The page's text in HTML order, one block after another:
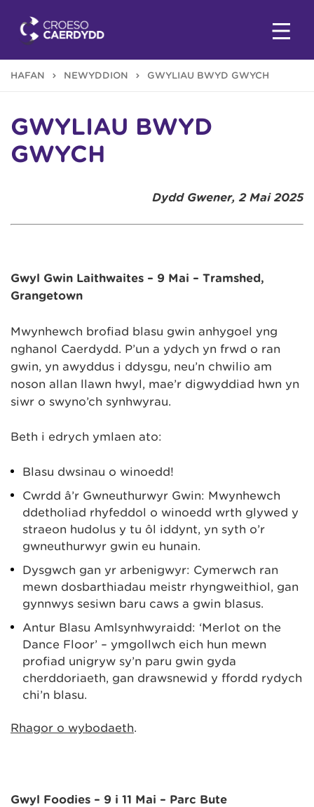
HAFAN NEWYDDION GWYLIAU BWYD GWYCH
GWYLIAU BWYD
GWYCH
Dydd Gwener, 2 Mai 2025
Gŵyl Gwin Laithwaites – 9 Mai – Tramshed,
Grangetown
Mwynhewch brofiad blasu gwin anhygoel yng
nghanol Caerdydd. P’un a ydych yn frwd o ran
gwin, yn awyddus i ddysgu, neu’n chwilio am
noson allan llawn hwyl, mae’r digwyddiad hwn yn
siŵr o swyno’ch synhwyrau.
Beth i edrych ymlaen ato:
Blasu dwsinau o winoedd!
Cwrdd â’r Gwneuthurwyr Gwin: Mwynhewch
ddetholiad rhyfeddol o winoedd wrth glywed y
straeon hudolus y tu ôl iddynt, yn syth o’r
gwneuthurwyr gwin eu hunain.
Dysgwch gan yr arbenigwyr: Cymerwch ran
mewn dosbarthiadau meistr rhyngweithiol, gan
gynnwys sesiwn baru caws a gwin blasus.
Antur Blasu Amlsynhwyraidd: ‘Merlot on the
Dance Floor’ – ymgollwch eich hun mewn
profiad unigryw sy’n paru gwin gyda
cherddoriaeth, gan drawsnewid y ffordd rydych
chi’n blasu.
Rhagor o wybodaeth.
Gŵyl Foodies – 9 i 11 Mai – Parc Bute